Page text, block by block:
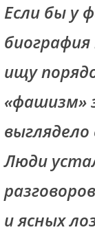
Если бы у
ищу
«фашизм»
Люди
и ясных